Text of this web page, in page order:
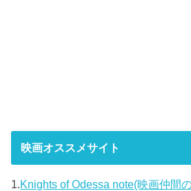
映画オススメサイト
1.Knights of Odessa note(映画仲間